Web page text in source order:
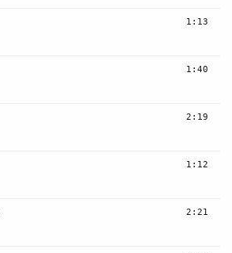
1:13
1:40
2:19
1:12
2:21